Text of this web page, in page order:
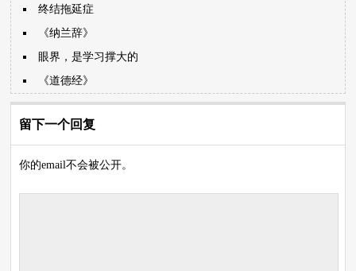
终结拖延症
《纳兰辞》
眼界，是学习撑大的
《道德经》
留下一个回复
你的email不会被公开。